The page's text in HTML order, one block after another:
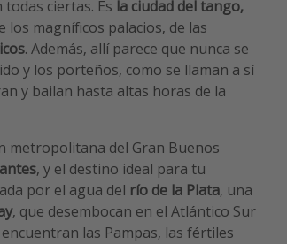
ciertas. Es la ciudad del tango,
los magníficos palacios, de las
. Además, allí parece que nunca se
y los porteños, como se llaman a sí
y bailan hasta altas horas de la
metropolitana del Gran Buenos
, y el destino ideal para tu
por el agua del río de la Plata, una
, que desembocan en el Atlántico Sur
las Pampas, las fértiles